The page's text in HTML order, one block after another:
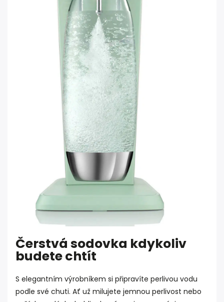
Čerstvá sodovka kdykoliv
budete chtít
S elegantním výrobníkem si připravíte perlivou vodu
podle své chuti. Ať už milujete jemnou perlivost nebo